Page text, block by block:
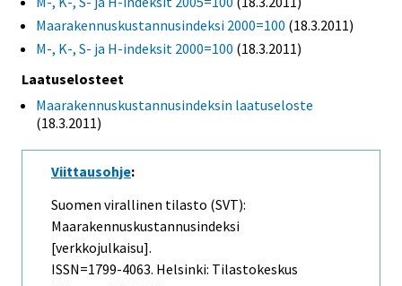
Maarakennuskustannusindeksi 2000=100 (18.3.2011)
M-, K-, S- ja H-indeksit 2000=100 (18.3.2011)
Laatuselosteet
Maarakennuskustannusindeksin laatuseloste
(18.3.2011)
Viittausohje:
Suomen virallinen tilasto (SVT):
Maarakennuskustannusindeksi
[verkkojulkaisu].
ISSN=1799-4063. Helsinki: Tilastokeskus